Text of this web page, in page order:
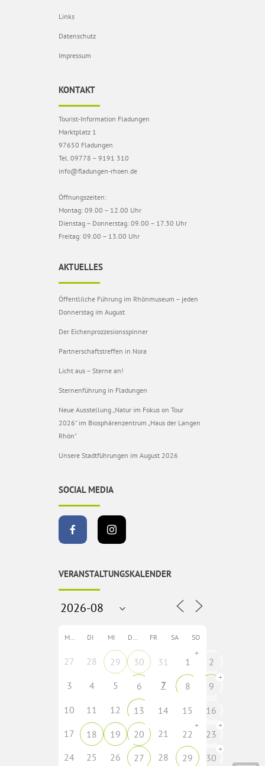
Links
Datenschutz
Impressum
KONTAKT
Tourist-Information Fladungen
Marktplatz 1
97650 Fladungen
Tel. 09778 – 9191 310
info@fladungen-rhoen.de
Öffnungszeiten:
Montag: 09.00 – 12.00 Uhr
Dienstag – Donnerstag: 09.00 – 17.30 Uhr
Freitag: 09.00 – 13.00 Uhr
AKTUELLES
Öffentlilche Führung im Rhönmuseum – jeden
Donnerstag im August
Der Eichenprozzesionsspinner
Partnerschaftstreffen in Nora
Licht aus – Sterne an!
Sternenführung in Fladungen
Neue Ausstellung „Natur im Fokus on Tour
2026“ im Biosphärenzentrum „Haus der Langen
Rhön“
Unsere Stadtführungen im August 2026
SOCIAL MEDIA
VERANSTALTUNGSKALENDER
MO DI MI DO FR SA SO
27 28 29 30 31 1
+
2
3
4 5 6 7 8 9
+
10 11 12 13 14 15
16
17
18 19 20 21 22
+
23
+
24 25 26 27 28 29 30
+